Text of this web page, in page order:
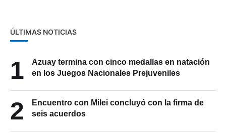
ÚLTIMAS NOTICIAS
1
Azuay termina con cinco medallas en natación
en los Juegos Nacionales Prejuveniles
2
Encuentro con Milei concluyó con la firma de
seis acuerdos